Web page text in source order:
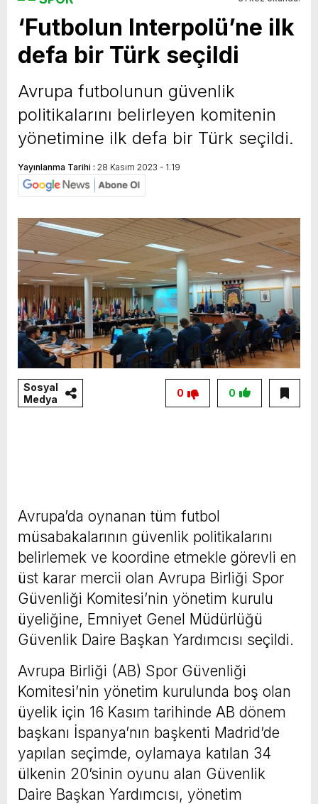
yeni özellikler belli oldu
‘Futbolun Interpolü’ne ilk
defa bir Türk seçildi
Avrupa futbolunun güvenlik
politikalarını belirleyen komitenin
yönetimine ilk defa bir Türk seçildi.
Yayınlanma Tarihi : 28 Kasım 2023 - 1:19
Sosyal
Medya
0
0
Avrupa’da oynanan tüm futbol
müsabakalarının güvenlik politikalarını
belirlemek ve koordine etmekle görevli en
üst karar mercii olan Avrupa Birliği Spor
Güvenliği Komitesi’nin yönetim kurulu
üyeliğine, Emniyet Genel Müdürlüğü
Güvenlik Daire Başkan Yardımcısı seçildi.
Avrupa Birliği (AB) Spor Güvenliği
Komitesi’nin yönetim kurulunda boş olan
üyelik için 16 Kasım tarihinde AB dönem
başkanı İspanya’nın başkenti Madrid’de
yapılan seçimde, oylamaya katılan 34
ülkenin 20’sinin oyunu alan Güvenlik
Daire Başkan Yardımcısı, yönetim